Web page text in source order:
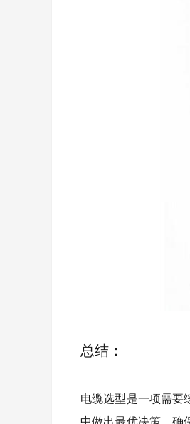
总结：
电缆选型是一项需要
中做出最优决策，确